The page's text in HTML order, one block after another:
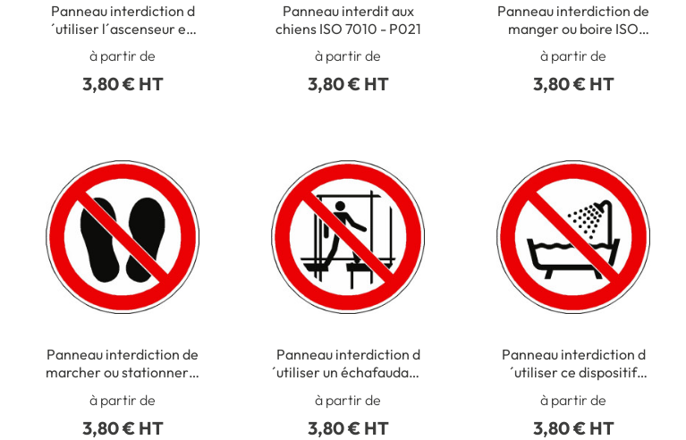
Panneau interdiction d
´utiliser l´ascenseur en
cas d´incendie ISO 7010
- P020
à partir de
3,80 € HT
Panneau interdit aux
chiens ISO 7010 - P021
à partir de
3,80 € HT
Panneau interdiction de
manger ou boire ISO
7010 - P022
à partir de
3,80 € HT
Panneau interdiction de
marcher ou stationner à
cet endroit ISO 7010 -
P024
à partir de
3,80 € HT
Panneau interdiction d
´utiliser un échafaudage
incomplet ISO 7010 -
P025
à partir de
3,80 € HT
Panneau interdiction d
´utiliser ce dispositif
dans un réservoir rempli
d´eau ISO 7010 - P026
à partir de
3,80 € HT